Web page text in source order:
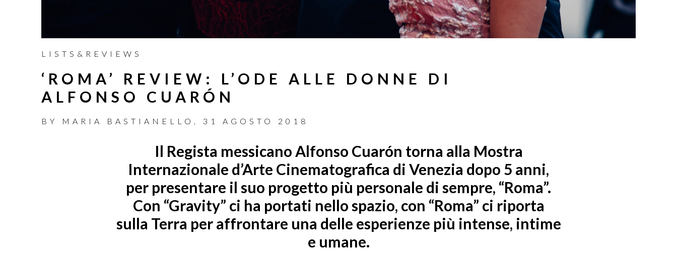
LISTS&REVIEWS
‘ROMA’ REVIEW: L’ODE ALLE DONNE DI
ALFONSO CUARÓN
BY MARIA BASTIANELLO , 31 AGOSTO 2018
Il Regista messicano Alfonso Cuarón torna alla Mostra
Internazionale d’Arte Cinematografica di Venezia dopo 5 anni,
per presentare il suo progetto più personale di sempre, “Roma”.
Con “Gravity” ci ha portati nello spazio, con “Roma” ci riporta
sulla Terra per affrontare una delle esperienze più intense, intime
e umane.